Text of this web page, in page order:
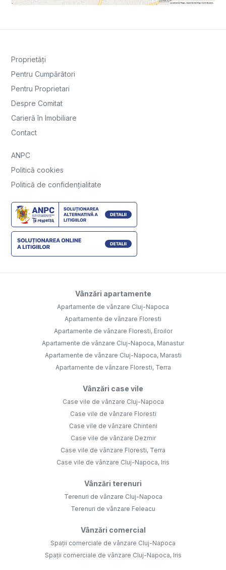
Proprietăți
Pentru Cumpărători
Pentru Proprietari
Despre Comitat
Carieră în Imobiliare
Contact
ANPC
Politică cookies
Politică de confidențialitate
Vânzări apartamente
Apartamente de vânzare Cluj-Napoca
Apartamente de vânzare Floresti
Apartamente de vânzare Floresti, Eroilor
Apartamente de vânzare Cluj-Napoca, Manastur
Apartamente de vânzare Cluj-Napoca, Marasti
Apartamente de vânzare Floresti, Terra
Vânzări case vile
Case vile de vânzare Cluj-Napoca
Case vile de vânzare Floresti
Case vile de vânzare Chinteni
Case vile de vânzare Dezmir
Case vile de vânzare Floresti, Terra
Case vile de vânzare Cluj-Napoca, Iris
Vânzări terenuri
Terenuri de vânzare Cluj-Napoca
Terenuri de vânzare Feleacu
Vânzări comercial
Spații comerciale de vânzare Cluj-Napoca
Spații comerciale de vânzare Cluj-Napoca, Iris